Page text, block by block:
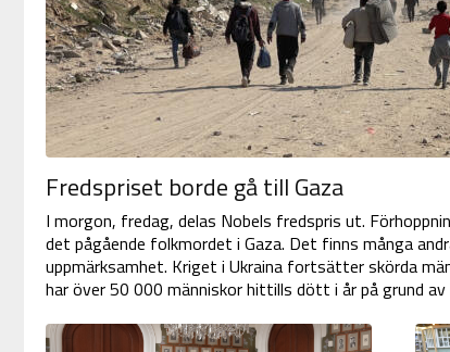
Fredspriset borde gå till Gaza
I morgon, fredag, delas Nobels fredspris ut.
det pågående folkmordet i Gaza. Det finns många
uppmärksamhet. Kriget i Ukraina fortsätter skörda
har över 50 000 människor hittills dött i år på grund